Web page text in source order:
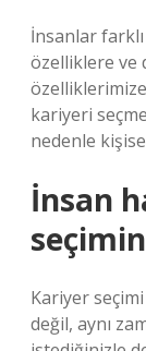
İnsanlar
özelliklere ve
kariyeri
nedenle
İnsan
Kariyer
değil, aynı